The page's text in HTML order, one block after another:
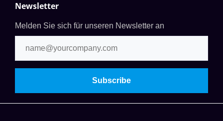
Newsletter
Melden Sie sich für unseren Newsletter an